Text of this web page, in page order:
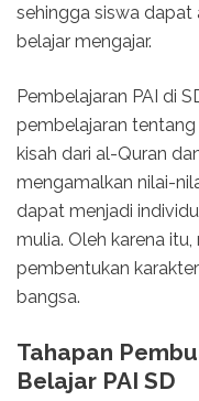
sehingga siswa
belajar mengajar.
Pembelajaran PAI di
pembelajaran tentang
kisah dari al-Quran
mengamalkan nilai-
dapat menjadi
mulia. Oleh karena
pembentukan
bangsa.
Tahapan
Belajar PAI SD